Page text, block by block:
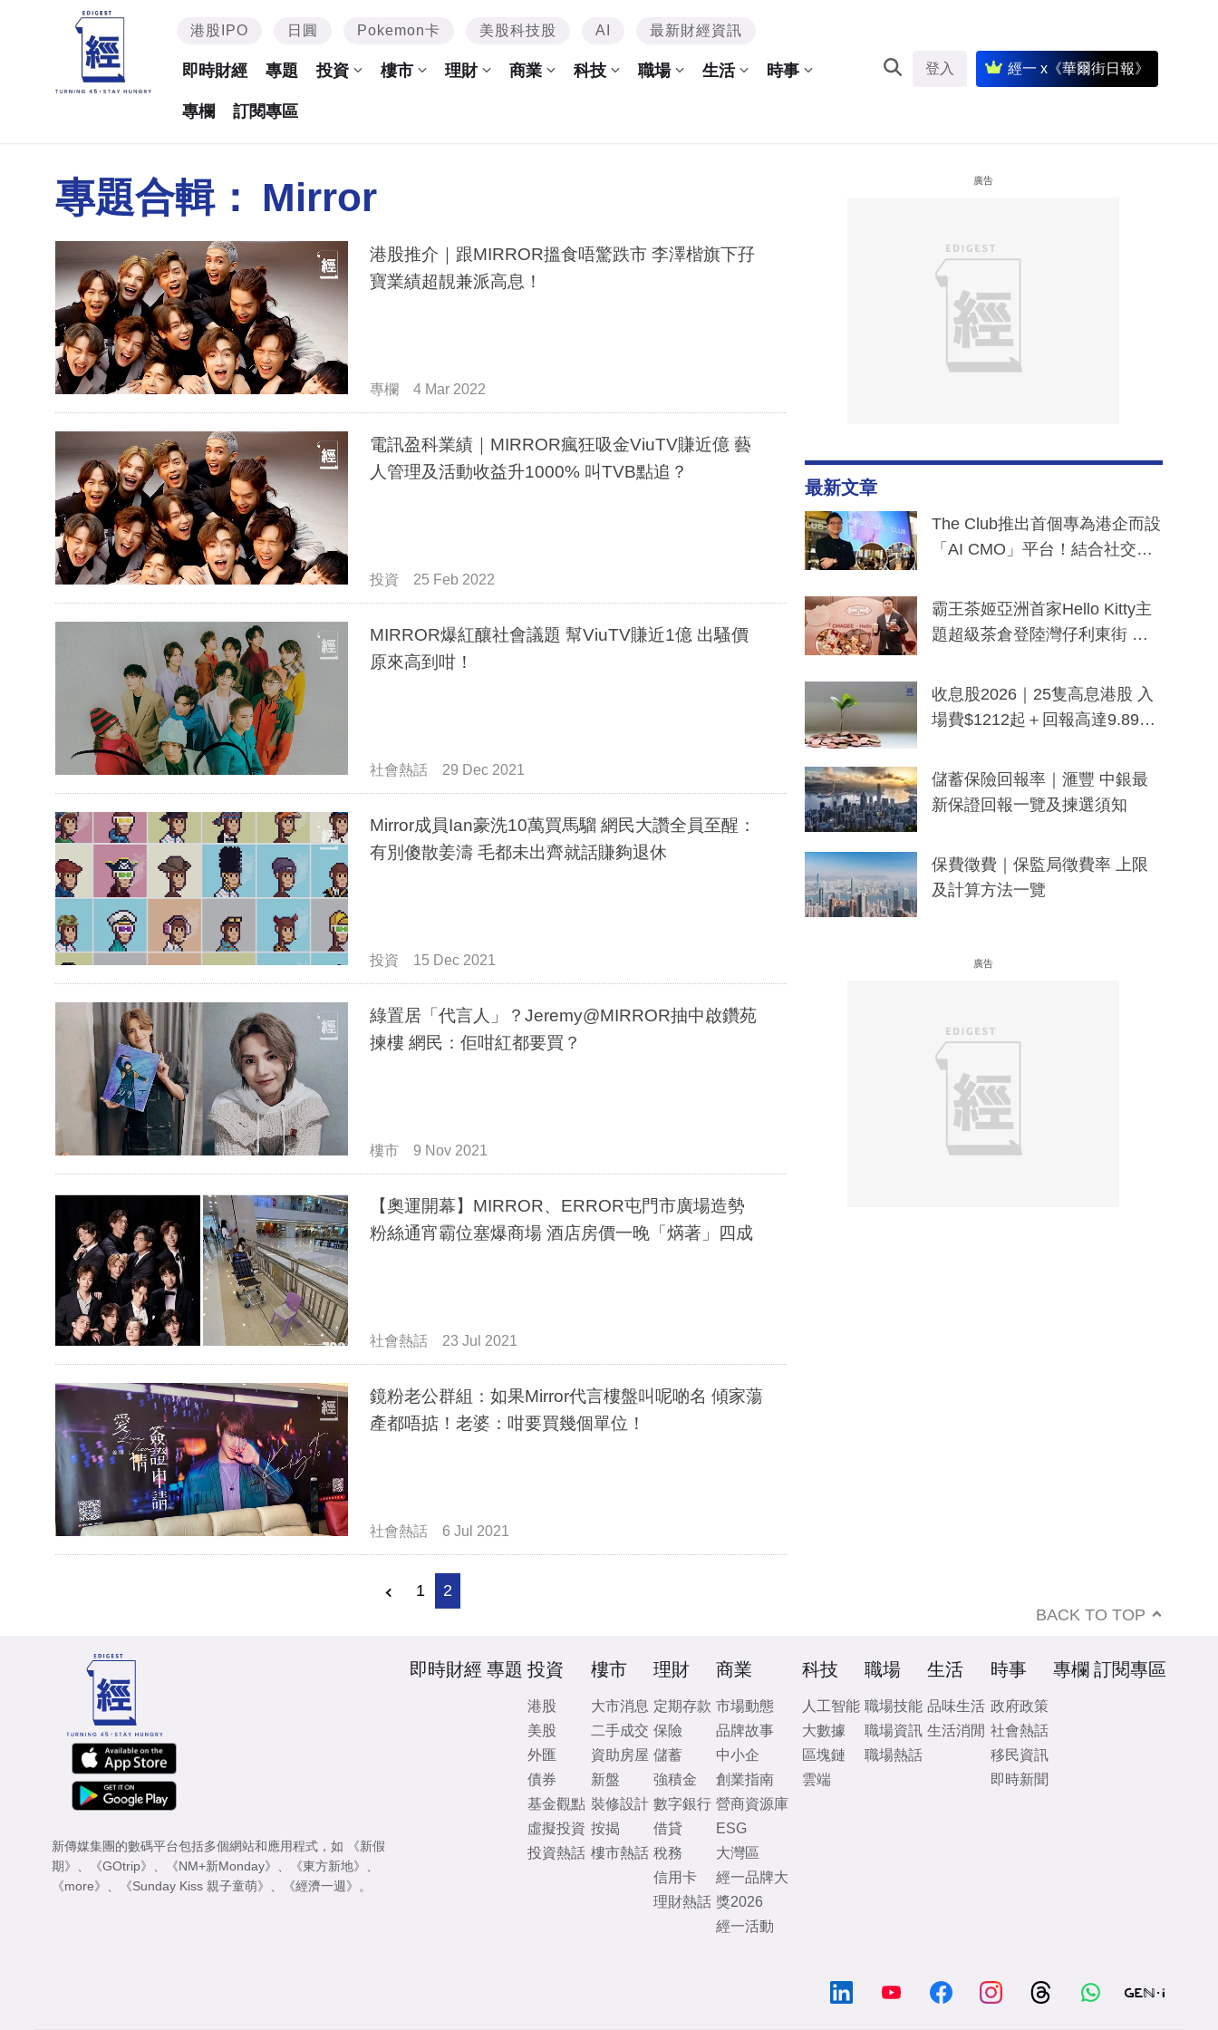
港股IPO 日圓 Pokemon卡 美股科技股 AI 最新財經資訊
即時財經 專題 投資 樓市 理財 商業 科技 職場 生活 時事
專欄 訂閱專區
登入 經一 x《華爾街日報》
專題合輯： Mirror
港股推介｜跟MIRROR搵食唔驚跌市 李澤楷旗下孖
寶業績超靚兼派高息！
專欄 4 Mar 2022
電訊盈科業績｜MIRROR瘋狂吸金ViuTV賺近億 藝
人管理及活動收益升1000% 叫TVB點追？
投資 25 Feb 2022
MIRROR爆紅釀社會議題 幫ViuTV賺近1億 出騷價
原來高到咁！
社會熱話 29 Dec 2021
Mirror成員Ian豪洗10萬買馬騮 網民大讚全員至醒：
有別傻散姜濤 毛都未出齊就話賺夠退休
投資 15 Dec 2021
綠置居「代言人」？Jeremy@MIRROR抽中啟鑽苑
揀樓 網民：佢咁紅都要買？
樓市 9 Nov 2021
【奧運開幕】MIRROR、ERROR屯門市廣場造勢
粉絲通宵霸位塞爆商場 酒店房價一晚「焫著」四成
社會熱話 23 Jul 2021
鏡粉老公群組：如果Mirror代言樓盤叫呢啲名 傾家蕩
產都唔掂！老婆：咁要買幾個單位！
社會熱話 6 Jul 2021
1 2
廣告
最新文章
The Club推出首個專為港企而設
「AI CMO」平台！結合社交聆
分鐘生成「貼地」宣傳短片
霸王茶姬亞洲首家Hello Kitty主
題超級茶倉登陸灣仔利東街 推
y及香港限定特調系列
收息股2026｜25隻高息港股 入
場費$1212起＋回報高達9.89
儲蓄保險回報率｜滙豐 中銀最
新保證回報一覽及揀選須知
保費徵費｜保監局徵費率 上限
及計算方法一覽
廣告
BACK TO TOP
新傳媒集團的數碼平台包括多個網站和應用程式，如
《新假
期》
《GOtrip》 《NM+新Monday》 《東方新地》
《more》
《Sunday Kiss 親子童萌》 《經濟一週》 。
即時財經 專題 投資
港股
美股
外匯
債券
基金觀點
虛擬投資
投資熱話
樓市
大市消息
二手成交
資助房屋
新盤
裝修設計
按揭
樓市熱話
理財
定期存款
保險
儲蓄
強積金
數字銀行
借貸
稅務
信用卡
理財熱話
商業
市場動態
品牌故事
中小企
創業指南
營商資源庫
ESG
大灣區
經一品牌大
獎2026
經一活動
科技
人工智能
大數據
區塊鏈
雲端
職場
職場技能
職場資訊
職場熱話
生活
品味生活
生活消閒
時事
政府政策
社會熱話
移民資訊
即時新聞
專欄 訂閱專區